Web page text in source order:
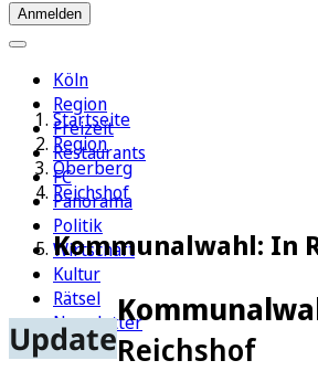
Anmelden
Köln
Region
Freizeit
Restaurants
FC
Panorama
Politik
Wirtschaft
Kultur
Rätsel
Newsletter
E-Paper
Startseite
Region
Oberberg
Reichshof
Kommunalwahl: In
UpdateReichshof